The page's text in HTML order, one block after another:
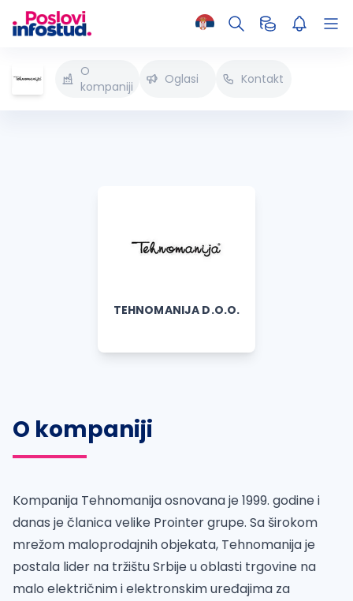
O
kompaniji
Oglasi Kontakt
TEHNOMANIJA D.O.O.
O kompaniji
Kompanija Tehnomanija osnovana je 1999. godine i
danas je članica velike Prointer grupe. Sa širokom
mrežom maloprodajnih objekata, Tehnomanija je
postala lider na tržištu Srbije u oblasti trgovine na
malo električnim i elektronskim uređajima za